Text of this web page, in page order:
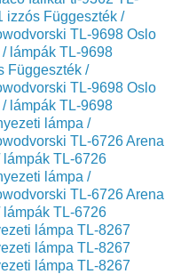
izzós Függeszték /
TL-9698 Oslo
lámpák TL-9698
Függeszték /
TL-9698 Oslo
lámpák TL-9698
lámpa /
TL-6726 Arena
TL-6726
lámpa /
TL-6726 Arena
TL-6726
lámpa TL-8267
lámpa TL-8267
lámpa TL-8267